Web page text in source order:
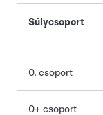
Súlycsoport
0. csoport
0+ csoport